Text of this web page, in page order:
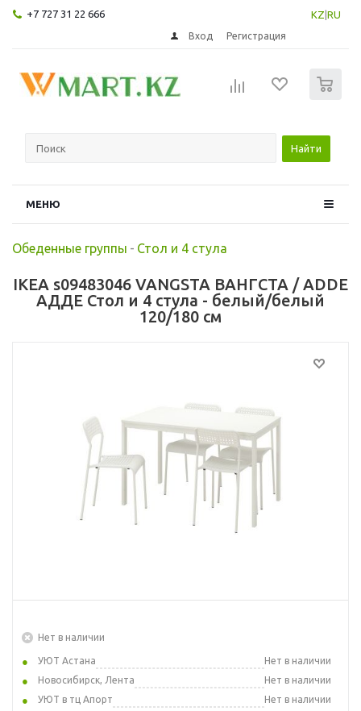
+7 727 31 22 666 KZ RU
Вход Регистрация
Найти
МЕНЮ
Обеденные группы - Стол и 4 стула
IKEA s09483046 VANGSTA ВАНГСТА / ADDE
АДДЕ Стол и 4 стула - белый/белый
120/180 см
Нет в наличии
УЮТ Астана
Нет в наличии
Новосибирск, Лента
Нет в наличии
УЮТ в тц Апорт
Нет в наличии